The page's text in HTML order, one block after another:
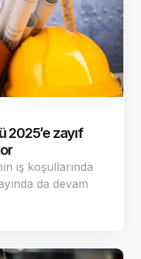
2025’e zayıf
iş koşullarında
da devam